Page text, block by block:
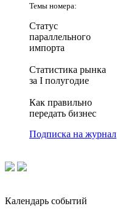
Темы номера:
Статус
параллельного
импорта
Статистика рынка
за I полугодие
Как правильно
передать бизнес
Подписка на журнал
Календарь событий